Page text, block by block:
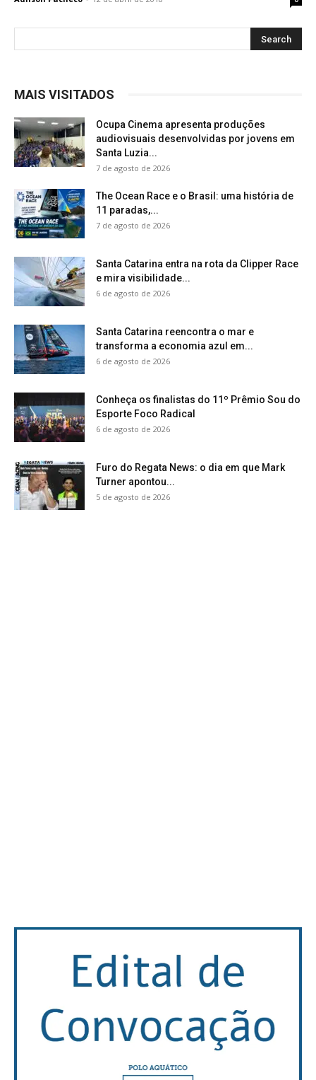
MAIS VISITADOS
Ocupa Cinema apresenta produções
audiovisuais desenvolvidas por jovens em
Santa Luzia...
7 de agosto de 2026
The Ocean Race e o Brasil: uma história de
11 paradas,...
7 de agosto de 2026
Santa Catarina entra na rota da Clipper Race
e mira visibilidade...
6 de agosto de 2026
Santa Catarina reencontra o mar e
transforma a economia azul em...
6 de agosto de 2026
Conheça os finalistas do 11º Prêmio Sou do
Esporte Foco Radical
6 de agosto de 2026
Furo do Regata News: o dia em que Mark
Turner apontou...
5 de agosto de 2026